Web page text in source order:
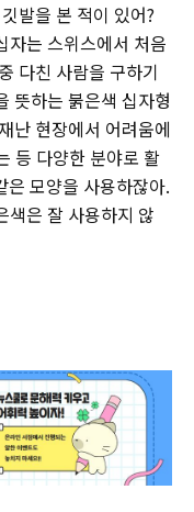
발을 본 적이 있어?
자는 스위스에서 처음
다친 사람을 구하기
뜻하는 붉은색 십자형
난 현장에서 어려움에
등 다양한 분야로 활
모양을 사용하잖아.
색은 잘 사용하지 않